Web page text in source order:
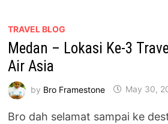
BANDUNG,
#AIRASIA
TRAVEL BLOG
Medan – Lokasi Ke-3
Air Asia
by Bro Framestone May 30,
Bro dah selamat sampai ke